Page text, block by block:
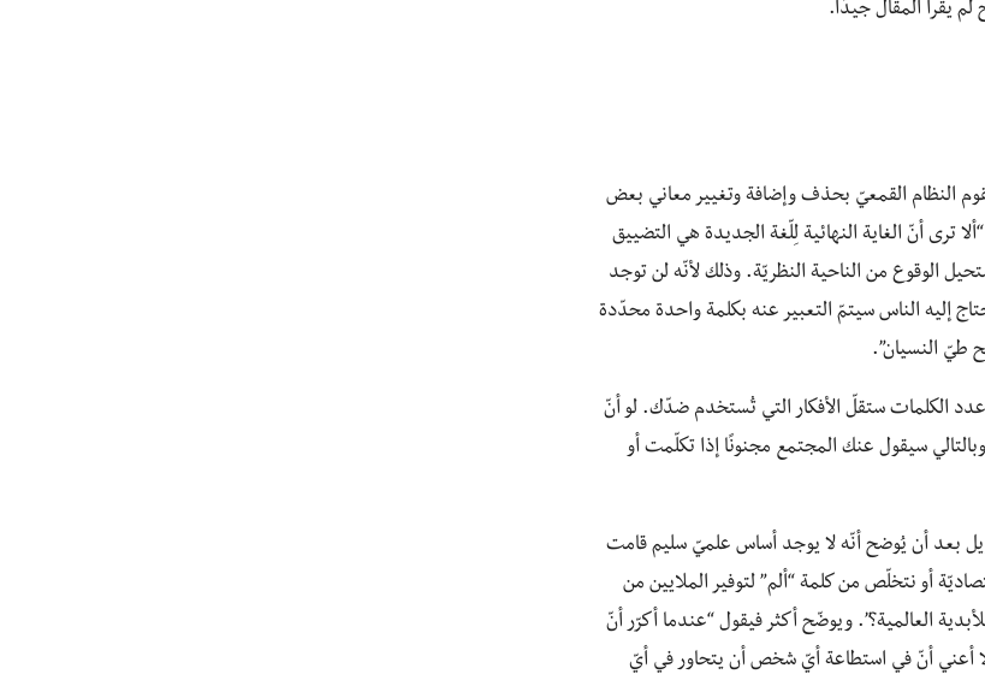
يقرأ المقال جيدًا.
لرواية أورويل السياسيّة 1984 عندما كان يقوم النظام القمعيّ بحذف وإضافة وتغيير معاني بعض
ترى أنّ الغاية النهائية لِلّغة الجديدة هي التضييق
الوقوع من الناحية النظريّة. وذلك لأنّه لن توجد
إليه الناس سيتمّ التعبير عنه بكلمة واحدة محدّدة
طيّ النسيان”.
الكلمات ستقلّ الأفكار التي تُستخدم ضدّك. لو أنّ
سيقول عنك المجتمع مجنونًا إذا تكلّمت أو
بعد أن يُوضح أنّه لا يوجد أساس علميّ سليم قامت
أو نتخلّص من كلمة “ألم” لتوفير الملايين من
العالمية؟”. ويوضّح أكثر فيقول “عندما أكرّر أنّ
لا أعني أنّ في استطاعة أيّ شخص أن يتحاور في أيّ